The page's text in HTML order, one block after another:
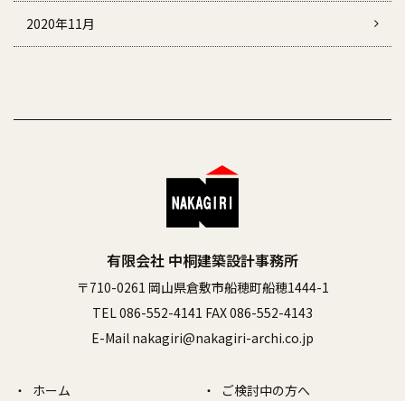
2020年11月
有限会社 中桐建築設計事務所
〒710-0261 岡山県倉敷市船穂町船穂1444-1
TEL 086-552-4141 FAX 086-552-4143
E-Mail nakagiri@nakagiri-archi.co.jp
ホーム
ご検討中の方へ